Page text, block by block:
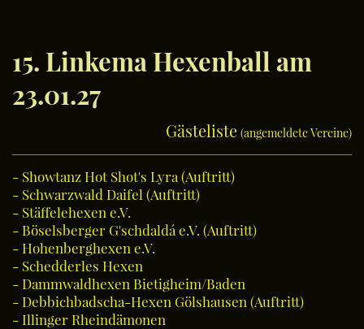
15. Linkema Hexenball am
23.01.27
Gästeliste (angemeldete Vereine)
- Showtanz Hot Shot's Lyra (Auftritt)
- Schwarzwald Daifel (Auftritt)
- Stäffelehexen e.V.
- Böselsberger G'schdaldá e.V. (Auftritt)
- Hohenberghexen e.V.
- Schedderles Hexen
- Dammwaldhexen Bietigheim/Baden
- Debbichbadscha-Hexen Gölshausen (Auftritt)
- Illinger Rheindämonen